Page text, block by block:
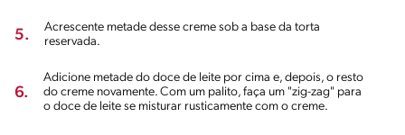
5.
Acrescente metade desse creme sob a base da torta
reservada.
6.
Adicione metade do doce de leite por cima e, depois, o resto
do creme novamente. Com um palito, faça um "zig-zag" para
o doce de leite se misturar rusticamente com o creme.